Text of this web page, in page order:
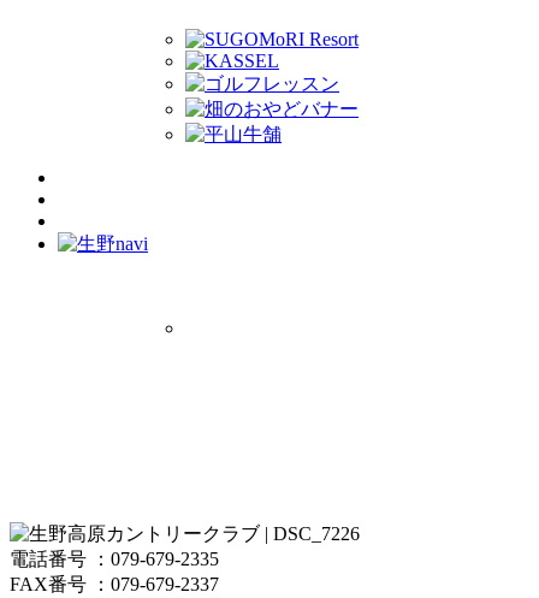
電話番号 ：079-679-2335
FAX番号 ：079-679-2337